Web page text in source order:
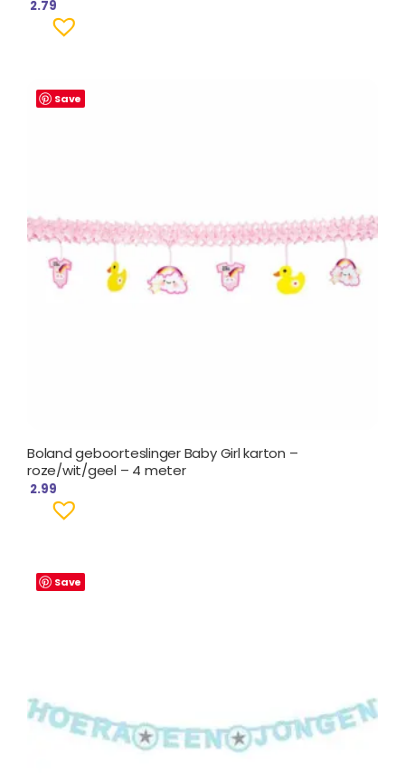
2.79
Save
Boland geboorteslinger Baby Girl karton –
roze/wit/geel – 4 meter
2.99
Save